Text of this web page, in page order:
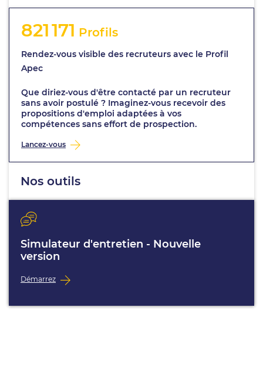
821 171 Profils
Rendez-vous visible des recruteurs avec le Profil
Apec
Que diriez-vous d'être contacté par un recruteur
sans avoir postulé ? Imaginez-vous recevoir des
propositions d'emploi adaptées à vos
compétences sans effort de prospection.
Lancez-vous
Nos outils
Simulateur d'entretien - Nouvelle
version
Démarrez